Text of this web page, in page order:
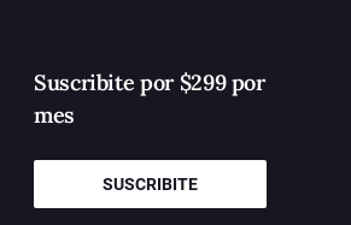
Suscribite por $299 por
mes
SUSCRIBITE